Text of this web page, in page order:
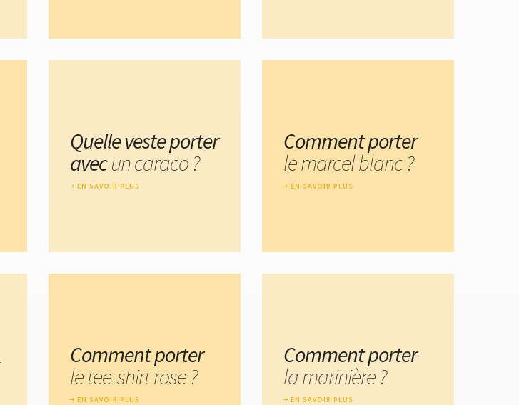
Quelle veste porter
avecun caraco ?
EN SAVOIR PLUS
Comment porter
le marcel blanc ?
EN SAVOIR PLUS
Comment porter
le tee-shirt rose ?
EN SAVOIR PLUS
Comment porter
la marinière ?
EN SAVOIR PLUS